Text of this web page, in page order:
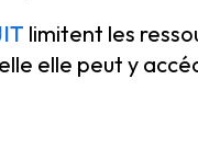
limitent les
elle peut y